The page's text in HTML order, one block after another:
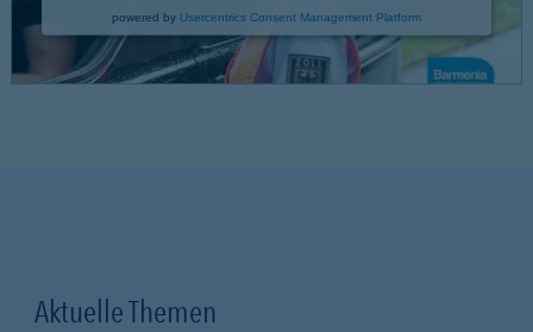
powered by Usercentrics Consent Management Platform
Aktuelle Themen